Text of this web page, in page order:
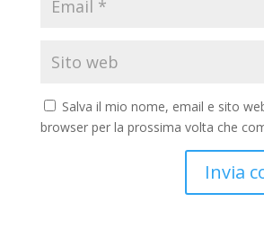
Salva il mio nome, email e sito
browser per la prossima volta che